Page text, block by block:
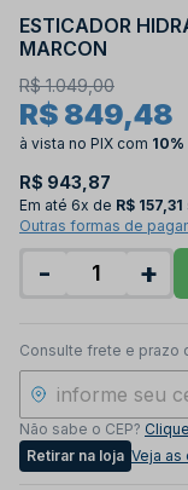
ESTICADOR
MARCON
R$ 1.049,00
R$ 849,48
à vista no PIX com 10%
R$ 943,87
Em até 6x de R$ 157,31
Outras formas de
- +
Consulte frete e prazo
Não sabe o CEP?
Retirar na loja Veja as